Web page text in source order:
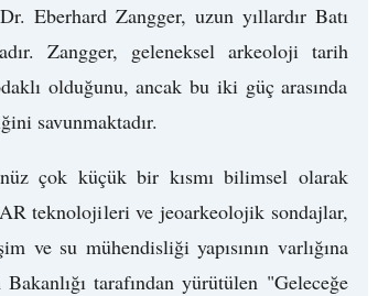
Eberhard Zangger, uzun yıllardır Batı
Zangger, geleneksel arkeoloji tarih
olduğunu, ancak bu iki güç arasında
savunmaktadır.
çok küçük bir kısmı bilimsel olarak
teknolojileri ve jeoarkeolojik sondajlar,
ve su mühendisliği yapısının varlığına
tarafından yürütülen "Geleceğe